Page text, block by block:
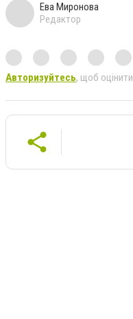
Ева Миронова
Редактор
Авторизуйтесь, щоб оцінити